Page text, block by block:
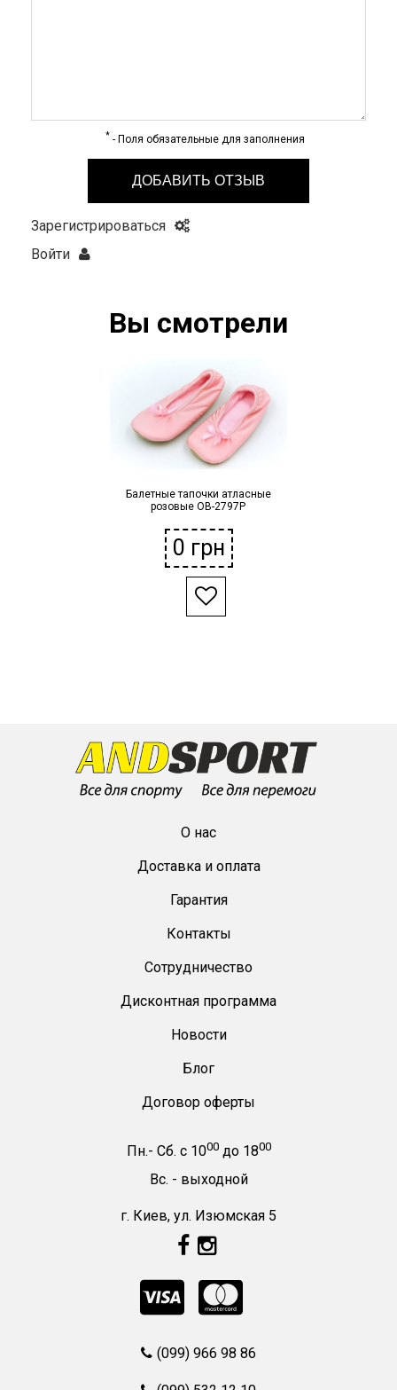
* - Поля обязательные для заполнения
ДОБАВИТЬ ОТЗЫВ
Зарегистрироваться
Войти
Вы смотрели
Балетные тапочки атласные
розовые OB-2797P
0 грн
О нас
Доставка и оплата
Гарантия
Контакты
Сотрудничество
Дисконтная программа
Новости
Блог
Договор оферты
Пн.- Сб. с1000 до1800
Вс. - выходной
г. Киев, ул. Изюмская 5
(099) 966 98 86